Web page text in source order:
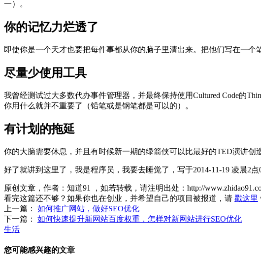
一）。
你的记忆力烂透了
即使你是一个天才也要把每件事都从你的脑子里清出来。把他们写在一
尽量少使用工具
我曾经测试过大多数代办事件管理器，并最终保持使用Cultured Code的
你用什么就并不重要了（铅笔或是钢笔都是可以的）。
有计划的拖延
你的大脑需要休息，并且有时候新一期的绿箭侠可以比最好的TED演讲创
好了就讲到这里了，我是程序员，我要去睡觉了，写于2014-11-19 凌晨2点
原创文章，作者：知道91 ，如若转载，请注明出处： http://
看完这篇还不够？如果你也在创业，并希望自己的项目被报道，请 戳这里
上一篇：
如何推广网站，做好SEO优化
下一篇：
如何快速提升新网站百度权重，怎样对新网站进行SEO优化
生活
您可能感兴趣的文章